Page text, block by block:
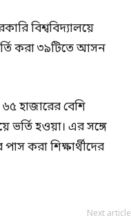
বিশ্ববিদ্যালয়ে
ভর্তি করা ৩৯টিতে আসন
হাজারের বেশি
ভর্তি হওয়া। এর সঙ্গে
করা শিক্ষার্থীদের
Next article